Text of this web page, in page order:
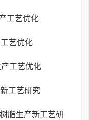
工艺优化
艺优化
产工艺优化
工艺研究
脂生产新工艺研